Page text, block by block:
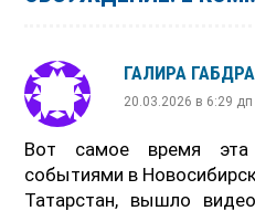
ГАЛИРА
20.03.2026 в 6:29 дп
Вот самое время
событиями в
Татарстан, вышло